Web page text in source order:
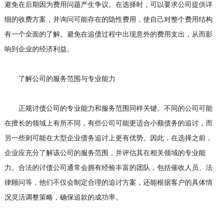
避免在后期因为费用问题产生争议。在选择时，可以要求公司提供详
细的收费方案，并询问可能存在的隐性费用，使自己对整个费用结构
有一个全面的了解。避免在追债过程中出现意外的费用支出，从而影
响到企业的经济利益。
了解公司的服务范围与专业能力
正规讨债公司的专业能力和服务范围同样关键。不同的公司可能
在擅长的领域上有所不同，有些公司可能更适合小额债务的追讨，而
另一些则可能在大型企业债务追讨上更有优势。因此，在选择之前，
企业应充分了解该公司的服务范围，并评估其在相关领域的专业能
力。合法的讨债公司通常会拥有经验丰富的团队，包括催收人员、法
律顾问等，他们不仅会制定合理的追讨方案，还能根据客户的具体情
况灵活调整策略，确保追款的成功率。